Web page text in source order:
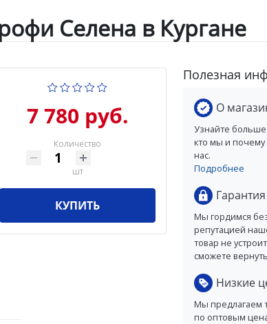
Селена в Кургане
7 780 руб.
Количество
шт
КУПИТЬ
Полезная
О
Узнайте
кто мы и
нас.
Подробнее
Гарантия
Мы гордимся
репутацией
товар не
сможете
Низкие
Мы предлагаем
по оптовым